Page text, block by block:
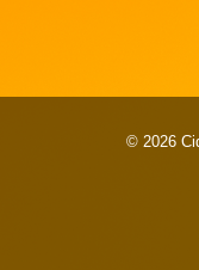
© 2026